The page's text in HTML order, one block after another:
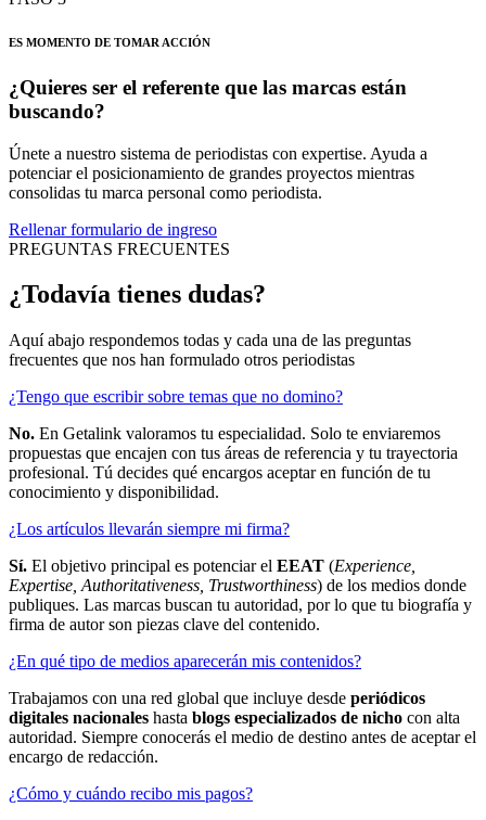
ES MOMENTO DE TOMAR ACCIÓN
¿Quieres ser el referente que las marcas están
buscando?
Únete a nuestro sistema de periodistas con expertise. Ayuda a
potenciar el posicionamiento de grandes proyectos mientras
consolidas tu marca personal como periodista.
Rellenar formulario de ingreso
PREGUNTAS FRECUENTES
¿Todavía tienes dudas?
Aquí abajo respondemos todas y cada una de las preguntas
frecuentes que nos han formulado otros periodistas
¿Tengo que escribir sobre temas que no domino?
No. En Getalink valoramos tu especialidad. Solo te enviaremos
propuestas que encajen con tus áreas de referencia y tu trayectoria
profesional. Tú decides qué encargos aceptar en función de tu
conocimiento y disponibilidad.
¿Los artículos llevarán siempre mi firma?
Sí. El objetivo principal es potenciar el EEAT (Experience,
Expertise, Authoritativeness, Trustworthiness) de los medios donde
publiques. Las marcas buscan tu autoridad, por lo que tu biografía y
firma de autor son piezas clave del contenido.
¿En qué tipo de medios aparecerán mis contenidos?
Trabajamos con una red global que incluye desde periódicos
digitales nacionales hasta blogs especializados de nicho con alta
autoridad. Siempre conocerás el medio de destino antes de aceptar el
encargo de redacción.
¿Cómo y cuándo recibo mis pagos?